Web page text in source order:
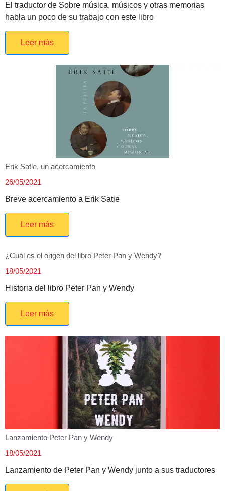
El traductor de Sobre música, músicos y otras memorias
habla un poco de su trabajo con este libro
Leer más
Erik Satie, un acercamiento
26/05/2021
Breve acercamiento a Erik Satie
Leer más
¿Cuál es el origen del libro Peter Pan y Wendy?
18/05/2021
Historia del libro Peter Pan y Wendy
Leer más
Lanzamiento Peter Pan y Wendy
18/05/2021
Lanzamiento de Peter Pan y Wendy junto a sus traductores